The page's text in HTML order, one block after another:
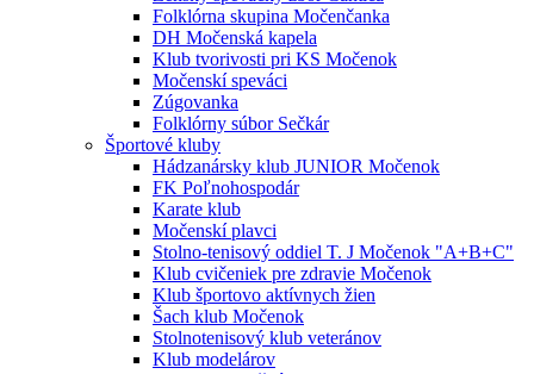
Folklórna skupina Močenčanka
DH Močenská kapela
Klub tvorivosti pri KS Močenok
Močenskí speváci
Zúgovanka
Folklórny súbor Sečkár
Športové kluby
Hádzanársky klub JUNIOR Močenok
FK Poľnohospodár
Karate klub
Močenskí plavci
Stolno-tenisový oddiel T. J Močenok "A+B+C"
Klub cvičeniek pre zdravie Močenok
Klub športovo aktívnych žien
Šach klub Močenok
Stolnotenisový klub veteránov
Klub modelárov